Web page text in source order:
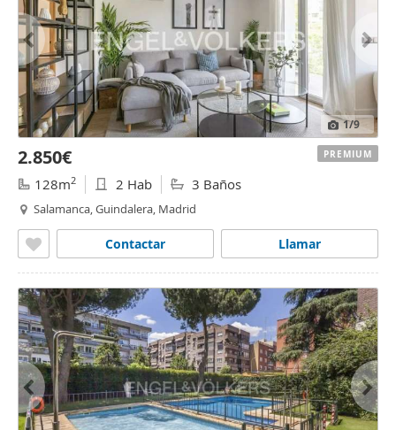
1/9
2.850€
128m2 2 Hab 3 Baños
Salamanca, Guindalera, Madrid
Llamar
Contactar
PREMIUM